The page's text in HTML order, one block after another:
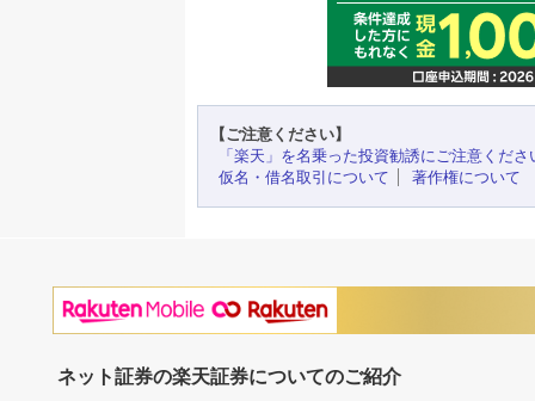
【ご注意ください】
「楽天」を名乗った投資勧誘にご注意くださ
仮名・借名取引について
著作権について
ネット証券の楽天証券についてのご紹介